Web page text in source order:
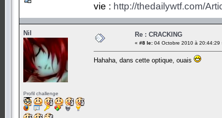
vie : http://thedailywtf.com/
Nil
Profil challenge
Re : CRACKING
« #8 le: 04 Octobre 2010 à 20:44:29
Hahaha, dans cette optique, ouais